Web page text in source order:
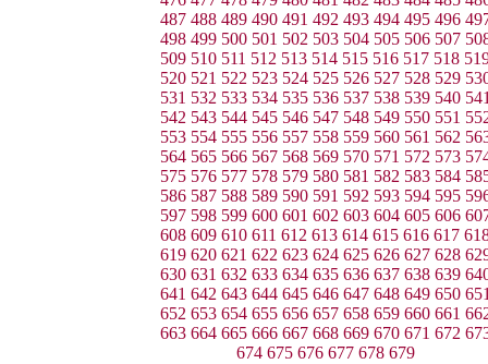
487 488 489 490 491 492 493 494 495 496
498 499 500 501 502 503 504 505 506 507
509 510 511 512 513 514 515 516 517 518
520 521 522 523 524 525 526 527 528 529
531 532 533 534 535 536 537 538 539 540
542 543 544 545 546 547 548 549 550 551
553 554 555 556 557 558 559 560 561 562
564 565 566 567 568 569 570 571 572 573
575 576 577 578 579 580 581 582 583 584
586 587 588 589 590 591 592 593 594 595
597 598 599 600 601 602 603 604 605 606
608 609 610 611 612 613 614 615 616 617
619 620 621 622 623 624 625 626 627 628
630 631 632 633 634 635 636 637 638 639
641 642 643 644 645 646 647 648 649 650
652 653 654 655 656 657 658 659 660 661
663 664 665 666 667 668 669 670 671 672
674 675 676 677 678 679